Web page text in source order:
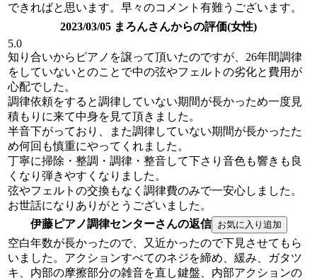
できればと思います。早々のコメント有難うございます。
2023/03/05 まろんさんからの評価(女性)
5.0
知り合いからピアノを譲って頂いたのですが、26年間調律
をしていないとのことで中の弦やフェルトの劣化と費用が
心配でした。
調律依頼をすると調律していない期間が長かっため一度見
積もりに来て中身を見て頂きました。
半音下がっており、また調律していない期間が長かったた
め何回も慎重にやってくれました。
丁寧に掃除・整調・調律・整音して下さり音色も響きも良
くなり弾きやすくなりました。
弦やフェルトの交換もなく調律費のみで一安心しました。
お世話になりありがとうございました。
伊藤ピアノ調律センターさんの返信
空白年数が長かったので、又近かったので下見させてもら
いました。アクションすべてのネジを締め、緩み、ガタツ
キ、内部の摩擦部分の雑音を直し鍵盤、内部アクションの